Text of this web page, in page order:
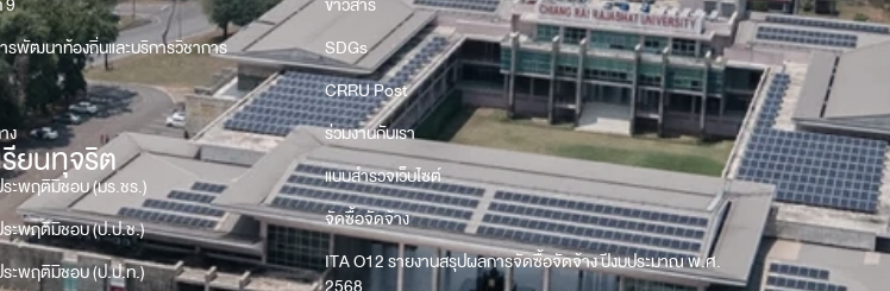
พัฒนาท้องถิ่นและบริการวิชาการ
ง
รียนทุจริต
ระพฤติมิชอบ (มร.ชร.)
ระพฤติมิชอบ (ป.ป.ช.)
ระพฤติมิชอบ (ป.ป.ท.)
SDGs
CRRU Post
ร่วมงานกับเรา
แบบสำรวจเว็บไซต์
จัดซื้อจัดจ้าง
ITA O12 รายงานสรุปผลการจัดซื้อจัดจ้าง ปีงบประมาณ พ.ศ.